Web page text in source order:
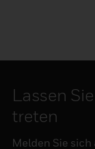
Lassen
treten
Melden Sie